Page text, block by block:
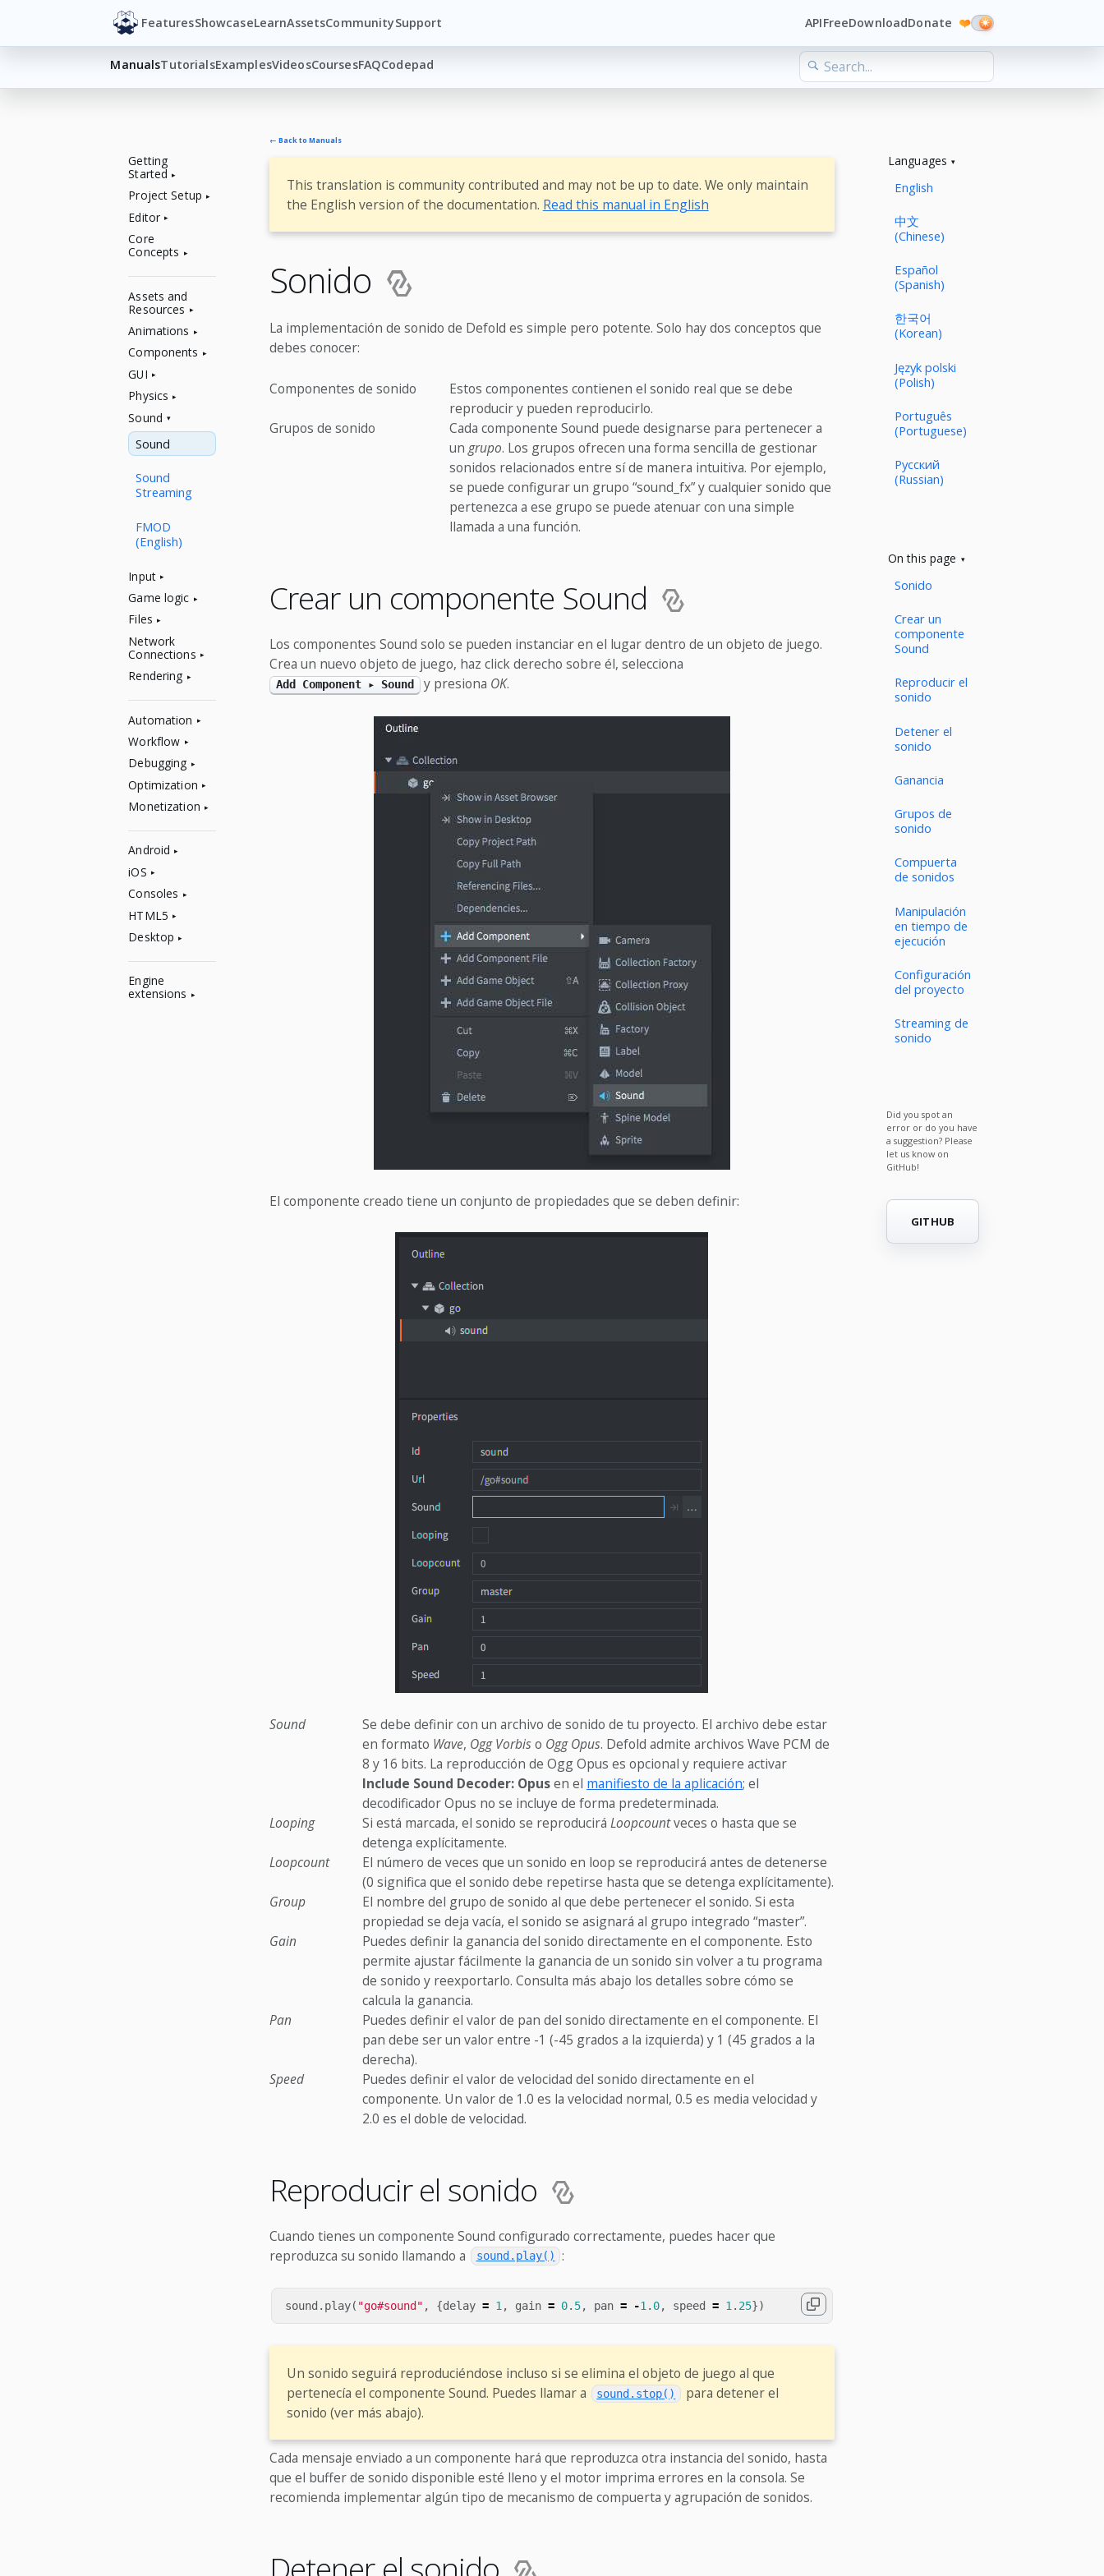
FeaturesShowcaseLearnAssetsCommunitySupport APIFreeDownloadDonate ❤️
ManualsTutorialsExamplesVideosCoursesFAQCodepad
Getting
Started
Project Setup
Editor
Core
Concepts
Assets and
Resources
Animations
Components
GUI
Physics
Sound
Sound
Sound
Streaming
FMOD
(English)
Input
Game logic
Files
Network
Connections
Rendering
Automation
Workflow
Debugging
Optimization
Monetization
Android
iOS
Consoles
HTML5
Desktop
Engine
extensions
← Back to Manuals
This translation is community contributed and may not be up to date. We only maintain
the English version of the documentation. Read this manual in English
Sonido
La implementación de sonido de Defold es simple pero potente. Solo hay dos conceptos que
debes conocer:
Componentes de sonido
Estos componentes contienen el sonido real que se debe
reproducir y pueden reproducirlo.
Grupos de sonido
Cada componente Sound puede designarse para pertenecer a
un grupo. Los grupos ofrecen una forma sencilla de gestionar
sonidos relacionados entre sí de manera intuitiva. Por ejemplo,
se puede configurar un grupo “sound_fx” y cualquier sonido que
pertenezca a ese grupo se puede atenuar con una simple
llamada a una función.
Crear un componente Sound
Los componentes Sound solo se pueden instanciar en el lugar dentro de un objeto de juego.
Crea un nuevo objeto de juego, haz click derecho sobre él, selecciona
Add Component ▸ Sound y presiona OK.
El componente creado tiene un conjunto de propiedades que se deben definir:
Sound
Se debe definir con un archivo de sonido de tu proyecto. El archivo debe estar
en formato Wave, Ogg Vorbiso Ogg Opus. Defold admite archivos Wave PCM de
8 y 16 bits. La reproducción de Ogg Opus es opcional y requiere activar
Include Sound Decoder: Opusen el manifiesto de la aplicación; el
decodificador Opus no se incluye de forma predeterminada.
Looping
Si está marcada, el sonido se reproducirá Loopcountveces o hasta que se
detenga explícitamente.
Loopcount
El número de veces que un sonido en loop se reproducirá antes de detenerse
(0 significa que el sonido debe repetirse hasta que se detenga explícitamente).
Group
El nombre del grupo de sonido al que debe pertenecer el sonido. Si esta
propiedad se deja vacía, el sonido se asignará al grupo integrado “master”.
Gain
Puedes definir la ganancia del sonido directamente en el componente. Esto
permite ajustar fácilmente la ganancia de un sonido sin volver a tu programa
de sonido y reexportarlo. Consulta más abajo los detalles sobre cómo se
calcula la ganancia.
Pan
Puedes definir el valor de pan del sonido directamente en el componente. El
pan debe ser un valor entre -1 (-45 grados a la izquierda) y 1 (45 grados a la
derecha).
Speed
Puedes definir el valor de velocidad del sonido directamente en el
componente. Un valor de 1.0 es la velocidad normal, 0.5 es media velocidad y
2.0 es el doble de velocidad.
Reproducir el sonido
Cuando tienes un componente Sound configurado correctamente, puedes hacer que
reproduzca su sonido llamando a
sound.play() :
sound . play( "go#sound" , {delay = 1 , gain = 0. 5, pan = -1 . 0, speed = 1 . 25})
Un sonido seguirá reproduciéndose incluso si se elimina el objeto de juego al que
pertenecía el componente Sound. Puedes llamar a
sound.stop()
para detener el
sonido (ver más abajo).
Cada mensaje enviado a un componente hará que reproduzca otra instancia del sonido, hasta
que el buffer de sonido disponible esté lleno y el motor imprima errores en la consola. Se
recomienda implementar algún tipo de mecanismo de compuerta y agrupación de sonidos.
Languages
English
中文
(Chinese)
Español
(Spanish)
한국어
(Korean)
Język polski
(Polish)
Português
(Portuguese)
Русский
(Russian)
On this page
Sonido
Crear un
componente
Sound
Reproducir el
sonido
Detener el
sonido
Ganancia
Grupos de
sonido
Compuerta
de sonidos
Manipulación
en tiempo de
ejecución
Configuración
del proyecto
Streaming de
sonido
Did you spot an
error or do you have
a suggestion? Please
let us know on
GitHub!
GITHUB